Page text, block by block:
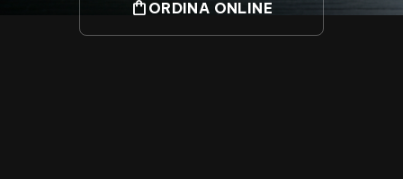
shopping_bag ORDINA ONLINE